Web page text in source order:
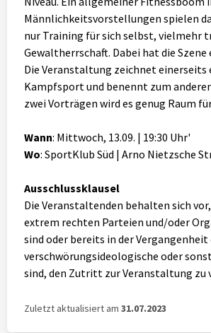
Männlichkeitsvorstellungen spielen
nur Training für sich selbst, vielmehr
Gewaltherrschaft. Dabei hat die
Die Veranstaltung zeichnet
Kampfsport und benennt zum
zwei Vorträgen wird es genug Raum
Wann: Mittwoch, 13.09. | 19:30 Uhr'
Wo: SportKlub Süd | Arno Nietzsche
Ausschlussklausel
Die Veranstaltenden behalten sich
extrem rechten Parteien und/oder
sind oder bereits in der
verschwörungsideologische oder
sind, den Zutritt zur Veranstaltung zu
Zuletzt aktualisiert am31.07.2023